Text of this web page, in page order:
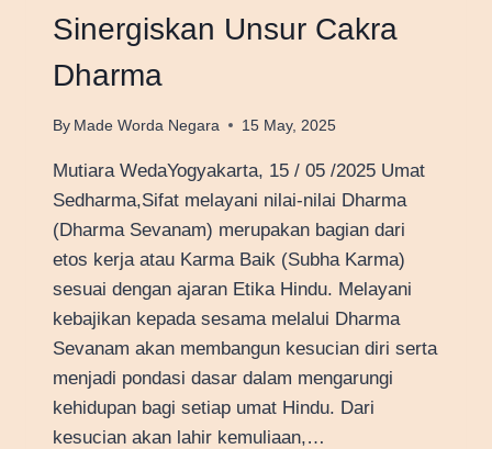
Sinergiskan Unsur Cakra
Dharma
By Made Worda Negara 15 May, 2025
Mutiara WedaYogyakarta, 15 / 05 /2025 Umat
Sedharma,Sifat melayani nilai-nilai Dharma
(Dharma Sevanam) merupakan bagian dari
etos kerja atau Karma Baik (Subha Karma)
sesuai dengan ajaran Etika Hindu. Melayani
kebajikan kepada sesama melalui Dharma
Sevanam akan membangun kesucian diri serta
menjadi pondasi dasar dalam mengarungi
kehidupan bagi setiap umat Hindu. Dari
kesucian akan lahir kemuliaan,…